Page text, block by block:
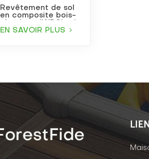
Revêtement de sol
en composite bois-
foncé gaufré pour
EN SAVOIR PLUS